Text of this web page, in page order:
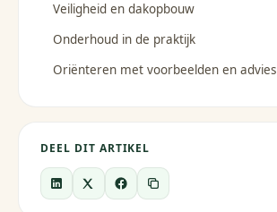
Veiligheid en dakopbouw
Onderhoud in de praktijk
Oriënteren met voorbeelden en advies
DEEL DIT ARTIKEL